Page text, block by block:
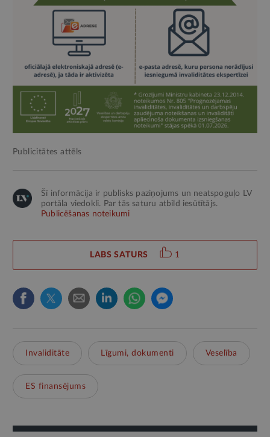
Publicitātes attēls
Šī informācija ir publisks paziņojums un neatspoguļo LV
portāla viedokli. Par tās saturu atbild iesūtītājs.
Publicēšanas noteikumi
LABS SATURS 1
Invaliditāte Līgumi, dokumenti Veselība
ES finansējums